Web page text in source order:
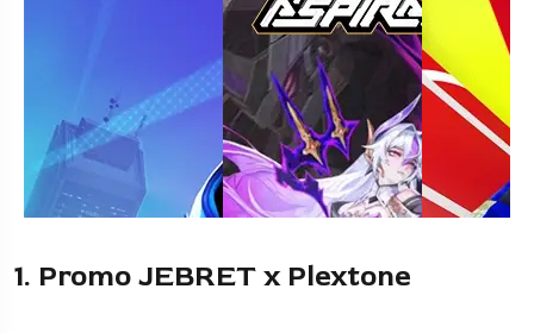
1. Promo JEBRET x Plextone